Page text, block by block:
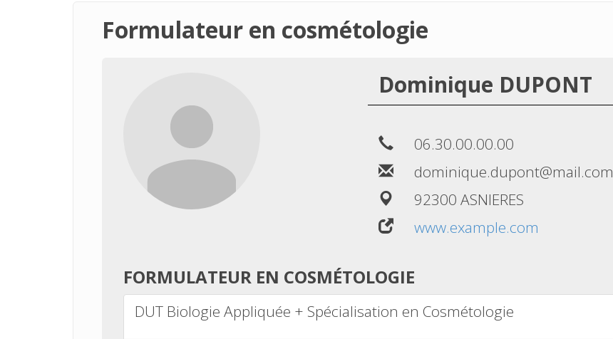
Formulateur en cosmétologie
Dominique DUPONT
06.30.00.00.00
dominique.dupont@mail.com
92300 ASNIERES
www.example.com
FORMULATEUR EN COSMÉTOLOGIE
DUT Biologie Appliquée + Spécialisation en Cosmétologie